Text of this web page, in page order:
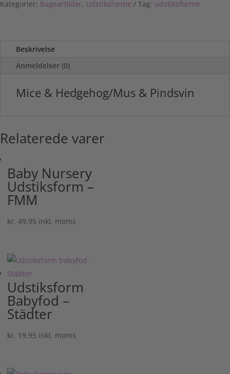
Pindsvin
Kategorier: Bageartikler, Udstiksforme Tag: udstiksforme
Beskrivelse
Anmeldelser (0)
Mice & Hedgehog/Mus & Pindsvin
Relaterede varer
Baby Nursery
Udstiksform –
FMM
kr. 49.95 inkl. moms
Udstiksform
Babyfod –
Städter
kr. 19.95 inkl. moms